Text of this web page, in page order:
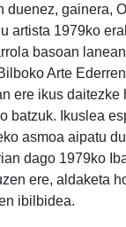
duenez, gainera,
artista 1979ko
basoan
Arte
ere ikus daitezke
batzuk. Ikuslea
asmoa aipatu
dago 1979ko
ere, aldaketa
ibilbidea.